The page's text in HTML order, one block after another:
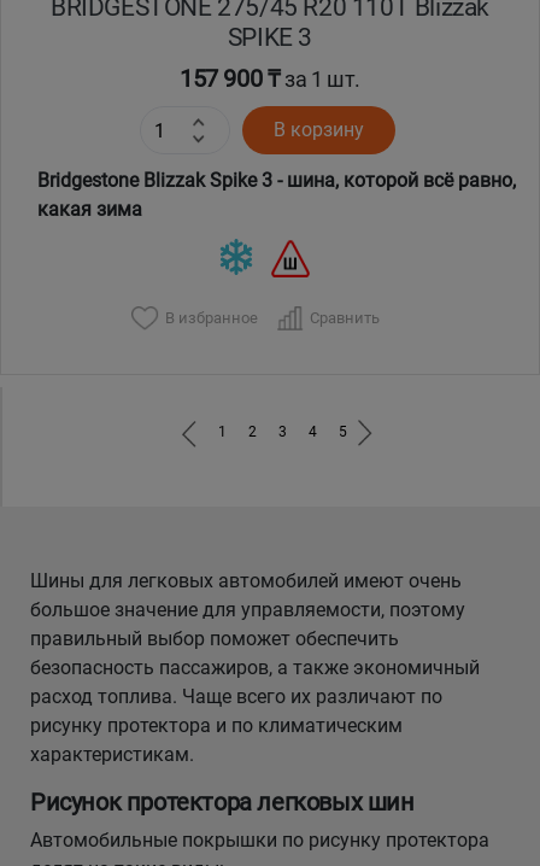
BRIDGESTONE 275/45 R20 110T Blizzak
SPIKE 3
157 900 ₸за 1 шт.
В корзину
Bridgestone Blizzak Spike 3 - шина, которой всё равно,
какая зима
В избранное Сравнить
1 2 3 4 5
Шины для легковых автомобилей имеют очень
большое значение для управляемости, поэтому
правильный выбор поможет обеспечить
безопасность пассажиров, а также экономичный
расход топлива. Чаще всего их различают по
рисунку протектора и по климатическим
характеристикам.
Рисунок протектора легковых шин
Автомобильные покрышки по рисунку протектора